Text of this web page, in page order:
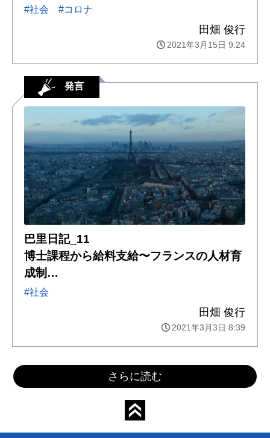
#社会 #コロナ
田畑 俊行
2021年3月15日 9:24
発言
巴里日記_11
博士課程から給料支給〜フランスの人材育
成制…
#社会
田畑 俊行
2021年3月3日 8:39
さらに読む